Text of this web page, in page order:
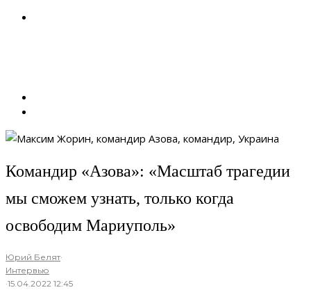
Командир «Азова»: «Масштаб трагедии
мы сможем узнать, только когда
освободим Мариуполь»
Юрий Белят·
Интервью
·15.04.2022 12:45